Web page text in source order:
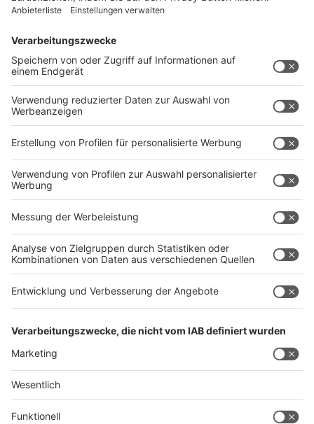
Räume und Business Center
Event Locations
Foto-, Film- und Videoproduktion
Marketing & Presse
Eintrittsgutscheine
Werbung in Messemedien
Unternehmenspräsentationen
Produktpräsentation
Digitale Banner
Videos
Werbung auf dem Messegelände
Außenwerbung
Presse
Werbemittel
Sponsoring
360° Scan vom Messestand
Informationen
Standbauerportal